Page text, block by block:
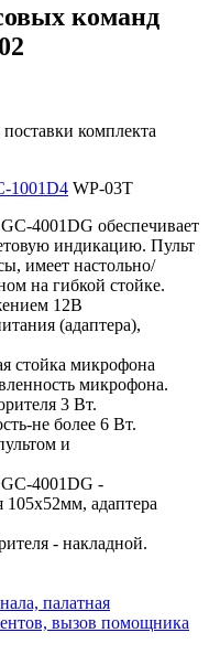
команд
комплекта
1001D4 WP-03T
4001DG обеспечивает
индикацию. Пульт
имеет настольно/
на гибкой стойке.
12В
(адаптера),
стойка микрофона
микрофона.
3 Вт.
не более 6 Вт.
и
4001DG -
105х52мм, адаптера
- накладной.
палатная
вызов помощника